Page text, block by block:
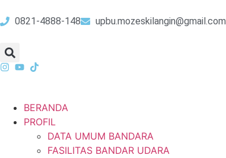
0821-4888-148 upbu.mozeskilangin@gmail.com
BERANDA
PROFIL
DATA UMUM BANDARA
FASILITAS BANDAR UDARA